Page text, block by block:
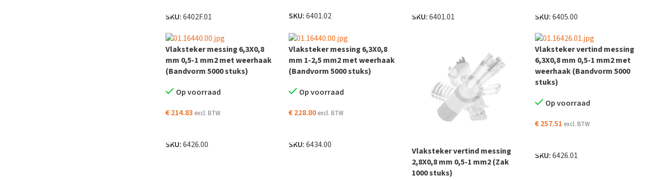
SKU:6402F.01 SKU:6401.02 SKU:6401.01 SKU:6405.00
Vlaksteker messing 6,3X0,8
mm 0,5-1 mm2 met weerhaak
(Bandvorm 5000 stuks)
Op voorraad
€214.83 excl. BTW
SKU:6426.00
Vlaksteker messing 6,3X0,8
mm 1-2,5 mm2 met weerhaak
(Bandvorm 5000 stuks)
Op voorraad
€228.80 excl. BTW
SKU:6434.00
Vlaksteker vertind messing
2,8X0,8 mm 0,5-1 mm2 (Zak
1000 stuks)
Vlaksteker vertind messing
6,3X0,8 mm 0,5-1 mm2 met
weerhaak (Bandvorm 5000
stuks)
Op voorraad
€257.51 excl. BTW
SKU:6426.01